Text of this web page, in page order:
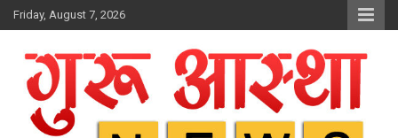
Skip
to
Friday, August 7, 2026